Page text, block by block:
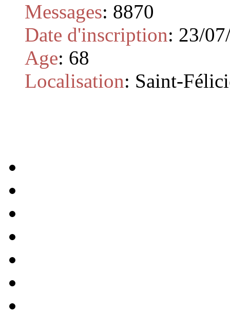
Messages: 8870
Date d'inscription: 23/
Age: 68
Localisation: Saint-